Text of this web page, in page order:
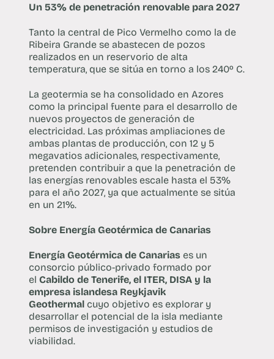
Un 53% de penetración renovable para 2027
Tanto la central de Pico Vermelho como la de
Ribeira Grande se abastecen de pozos
realizados en un reservorio de alta
temperatura, que se sitúa en torno a los 240º C.
La geotermia se ha consolidado en Azores
como la principal fuente para el desarrollo de
nuevos proyectos de generación de
electricidad. Las próximas ampliaciones de
ambas plantas de producción, con 12 y 5
megavatios adicionales, respectivamente,
pretenden contribuir a que la penetración de
las energías renovables escale hasta el 53%
para el año 2027, ya que actualmente se sitúa
en un 21%.
Sobre Energía Geotérmica de Canarias
Energía Geotérmica de Canariases un
consorcio público-privado formado por
el Cabildo de Tenerife, el ITER, DISA y la
empresa islandesa Reykjavik
Geothermalcuyo objetivo es explorar y
desarrollar el potencial de la isla mediante
permisos de investigación y estudios de
viabilidad.